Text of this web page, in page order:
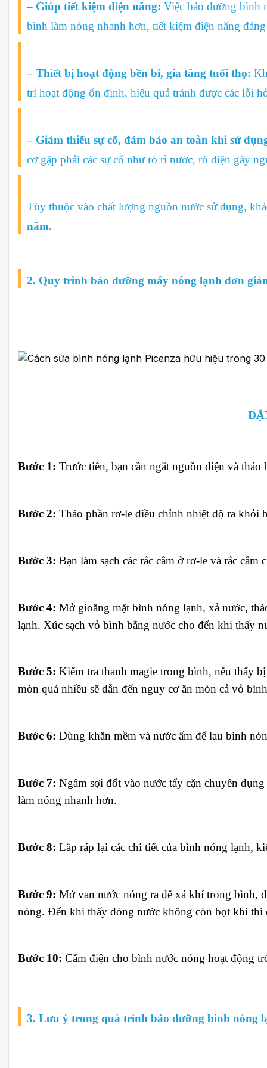
– Giúp tiết kiệm điện năng: Việc bảo dưỡng bình
bình làm nóng nhanh hơn, tiết kiệm điện năng
– Thiết bị hoạt động bền bỉ, gia tăng tuổi thọ:
trì hoạt động ổn định, hiệu quả tránh được các lỗi
– Giảm thiểu sự cố, đảm bảo an toàn khi sử
cơ gặp phải các sự cố như rò rỉ nước, rò điện gây
Tùy thuộc vào chất lượng nguồn nước sử dụng,
năm.
2. Quy trình bảo dưỡng máy nóng lạnh đơn
Bước 1: Trước tiên, bạn cần ngắt nguồn điện và
Bước 2: Tháo phần rơ-le điều chỉnh nhiệt độ ra khỏi
Bước 3: Bạn làm sạch các rắc cắm ở rơ-le và rắc cắm
Bước 4: Mở gioăng mặt bình nóng lạnh, xả nước,
lạnh. Xúc sạch vỏ bình bằng nước cho đến khi thấy
Bước 5: Kiểm tra thanh magie trong bình, nếu thấy
mòn quá nhiều sẽ dẫn đến nguy cơ ăn mòn cả vỏ
Bước 6: Dùng khăn mềm và nước ấm để lau bình
Bước 7: Ngâm sợi đốt vào nước tẩy cặn chuyên
làm nóng nhanh hơn.
Bước 8: Lắp ráp lại các chi tiết của bình nóng lạnh,
Bước 9: Mở van nước nóng ra để xả khí trong bình,
nóng. Đến khi thấy dòng nước không còn bọt khí thì
Bước 10: Cắm điện cho bình nước nóng hoạt động
3. Lưu ý trong quá trình bảo dưỡng bình nóng